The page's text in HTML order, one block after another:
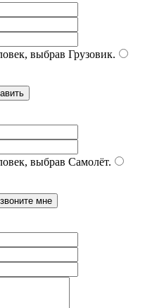
выбрав Грузовик.
выбрав Самолёт.